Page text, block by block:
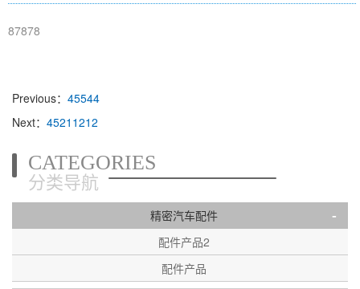
87878
Previous： 45544
Next： 45211212
CATEGORIES
分类导航
精密汽车配件 -
配件产品2
配件产品